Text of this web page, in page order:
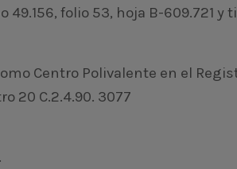
folio 53, hoja B-609.721
Centro Polivalente en el
20 C.2.4.90. 3077